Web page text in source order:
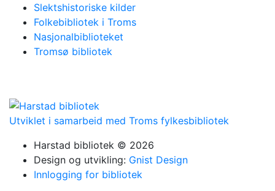
Slektshistoriske kilder
Folkebibliotek i Troms
Nasjonalbiblioteket
Tromsø bibliotek
Utviklet i samarbeid med Troms fylkesbibliotek
Harstad bibliotek © 2026
Design og utvikling: Gnist Design
Innlogging for bibliotek